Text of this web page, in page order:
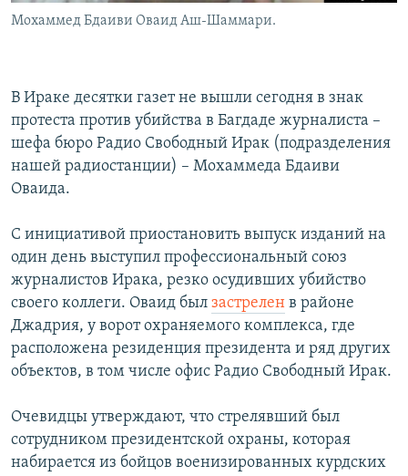
Мохаммед Бдаиви Оваид Аш-Шаммари.
В Ираке десятки газет не вышли сегодня в знак
протеста против убийства в Багдаде журналиста –
шефа бюро Радио Свободный Ирак (подразделения
нашей радиостанции) – Мохаммеда Бдаиви
Оваида.
С инициативой приостановить выпуск изданий на
один день выступил профессиональный союз
журналистов Ирака, резко осудивших убийство
своего коллеги. Оваид был застрелен в районе
Джадрия, у ворот охраняемого комплекса, где
расположена резиденция президента и ряд других
объектов, в том числе офис Радио Свободный Ирак.
Очевидцы утверждают, что стрелявший был
сотрудником президентской охраны, которая
набирается из бойцов военизированных курдских